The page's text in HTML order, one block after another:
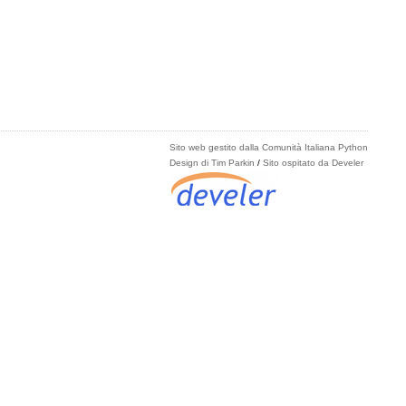
Sito web gestito dalla Comunità Italiana Python
Design di Tim Parkin /Sito ospitato da Develer